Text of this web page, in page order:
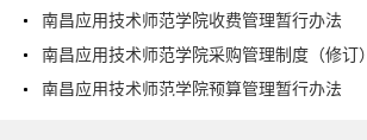
南昌应用技术师范学院收费管理暂行办法
南昌应用技术师范学院采购管理制度（修订）
南昌应用技术师范学院预算管理暂行办法